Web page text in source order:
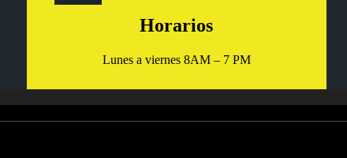
Horarios
Lunes a viernes 8AM – 7 PM